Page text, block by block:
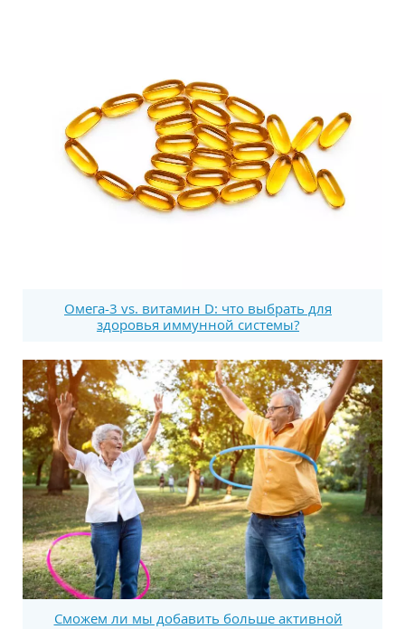
Омега-3 vs. витамин D: что выбрать для
здоровья иммунной системы?
Сможем ли мы добавить больше активной